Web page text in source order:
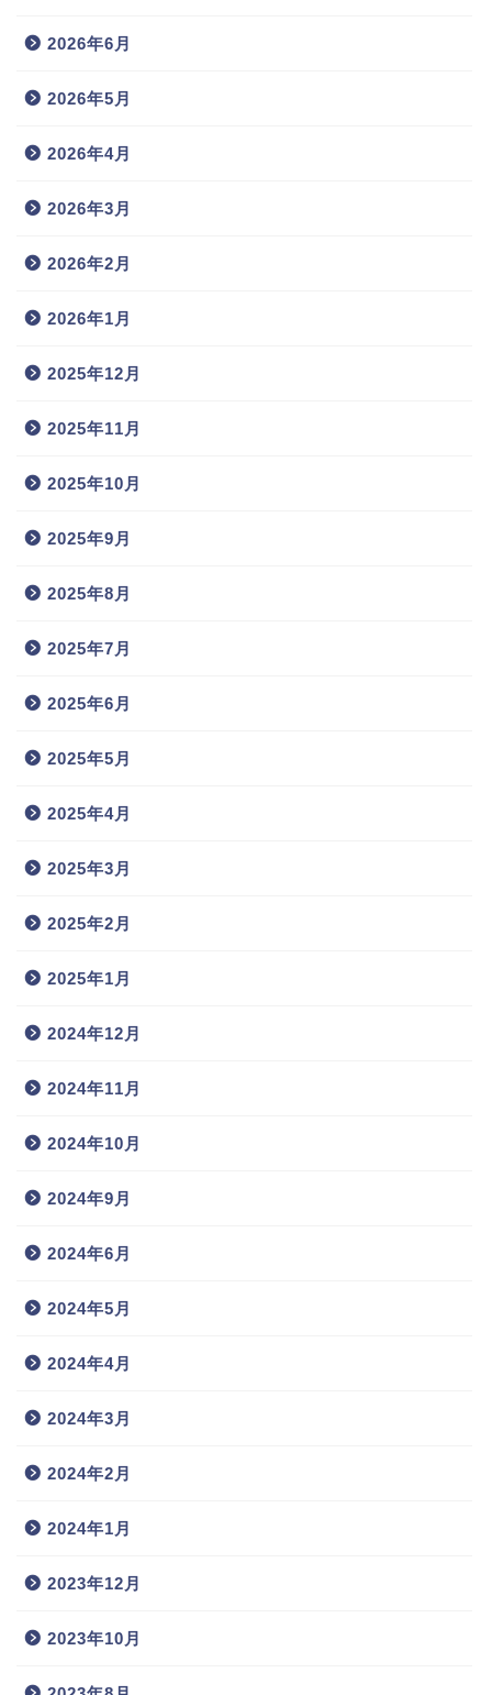
2026年6月
2026年5月
2026年4月
2026年3月
2026年2月
2026年1月
2025年12月
2025年11月
2025年10月
2025年9月
2025年8月
2025年7月
2025年6月
2025年5月
2025年4月
2025年3月
2025年2月
2025年1月
2024年12月
2024年11月
2024年10月
2024年9月
2024年6月
2024年5月
2024年4月
2024年3月
2024年2月
2024年1月
2023年12月
2023年10月